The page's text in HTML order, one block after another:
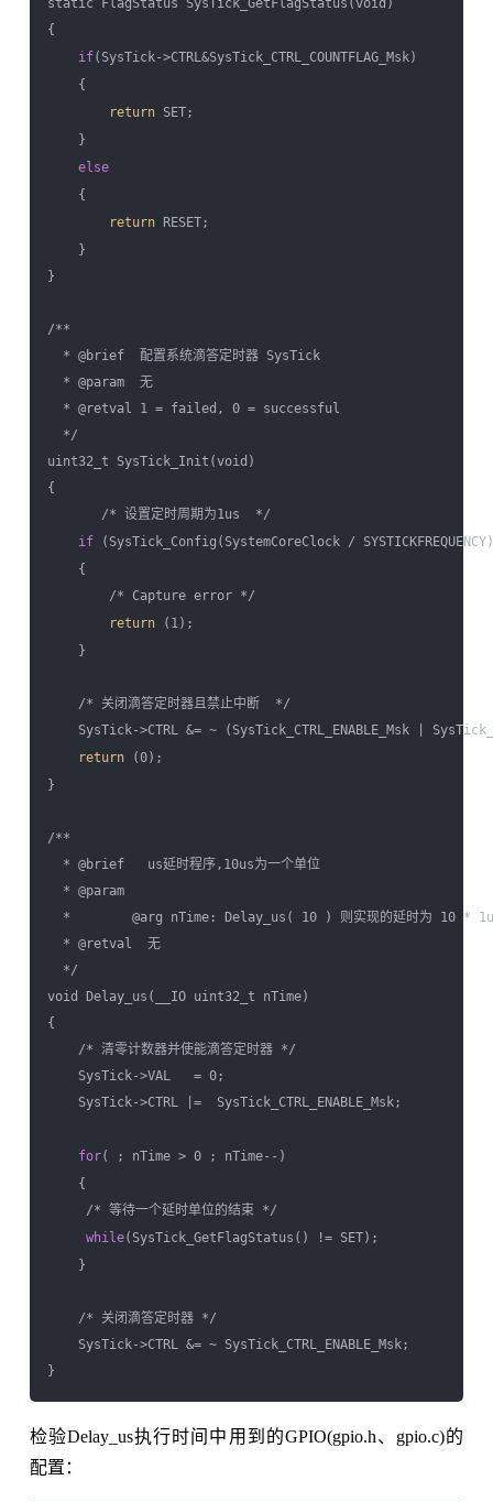
{
if(SysTick->CTRL&SysTick_CTRL_COUNTFLAG_Msk)
{
return SET;
}
else
{
return RESET;
}
}
/**
* @brief  配置系统滴答定时器 SysTick
* @param  无
* @retval 1 = failed, 0 = successful
*/
uint32_t SysTick_Init(void)
{
/* 设置定时周期为1us  */
if (SysTick_Config(SystemCoreClock /
{
/* Capture error */
return (1);
}
/* 关闭滴答定时器且禁止中断  */
SysTick->CTRL &= ~
return (0);
}
/**
* @brief   us延时程序,10us为一个单位
* @param
*        @arg nTime: Delay_us( 10 ) 则实现的延时为 10 *
* @retval  无
*/
void Delay_us(__IO uint32_t nTime)
{
/* 清零计数器并使能滴答定时器 */
SysTick->VAL   = 0;
SysTick->CTRL |=  SysTick_CTRL_ENABLE_Msk;
for( ; nTime > 0 ; nTime--)
{
/* 等待一个延时单位的结束 */
while(SysTick_GetFlagStatus() != SET);
}
/* 关闭滴答定时器 */
SysTick->CTRL &= ~ SysTick_CTRL_ENABLE_Msk;
检验Delay_us执行时间中用到的GPIO(gpio.h、gpio.c)的
配置：